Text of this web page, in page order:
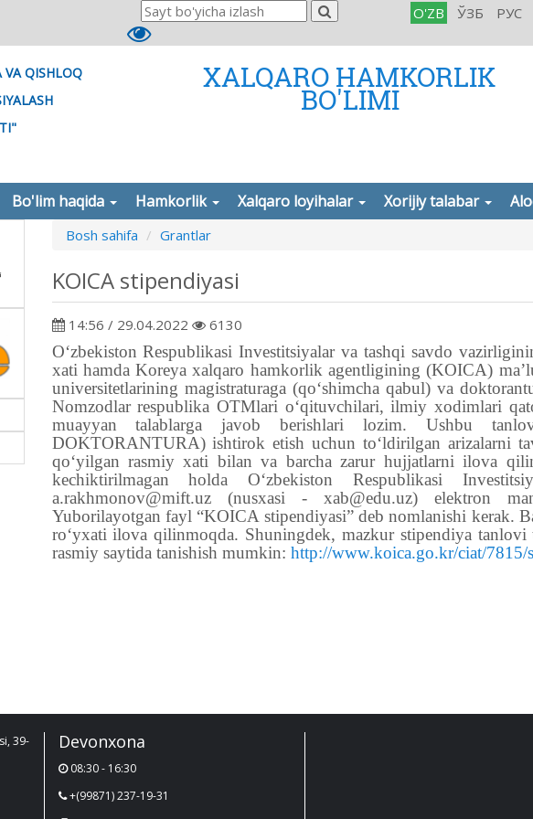
O'ZB ЎЗБ РУС
VA QISHLOQ
XALQARO HAMKORLIK
BO'LIMI
Bo'lim haqida Hamkorlik Xalqaro loyihalar Xorijiy talabar
Bosh sahifa Grantlar
KOICA stipendiyasi
14:56 / 29.04.2022 6130
O‘zbekiston Respublikasi Investitsiyalar va tashqi savdo
xati hamda Koreya xalqaro hamkorlik agentligining (KOICA)
universitetlarining magistraturaga (qo‘shimcha qabul) va
Nomzodlar respublika OTMlari o‘qituvchilari, ilmiy xodimlari
muayyan talablarga javob berishlari lozim. Ushbu
DOKTORANTURA) ishtirok etish uchun to‘ldirilgan arizalarni
qo‘yilgan rasmiy xati bilan va barcha zarur hujjatlarni ilova
kechiktirilmagan holda O‘zbekiston Respublikasi
a.rakhmonov@mift.uz (nusxasi - xab@edu.uz) elektron
Yuborilayotgan fayl “KOICA stipendiyasi” deb nomlanishi kerak.
ro‘yxati ilova qilinmoqda. Shuningdek, mazkur stipendiya
rasmiy saytida tanishish mumkin: http://www.koica.go.kr/ciat/7815/
39-
Devonxona
08:30 - 16:30
+(99871) 237-19-31